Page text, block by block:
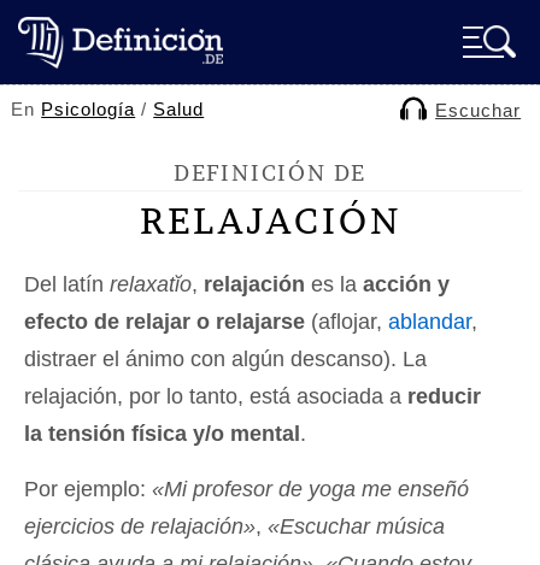
En Psicología / Salud Escuchar
DEFINICIÓN DE
RELAJACIÓN
Del latín relaxatĭo, relajación es la acción y
efecto de relajar o relajarse (aflojar, ablandar,
distraer el ánimo con algún descanso). La
relajación, por lo tanto, está asociada a reducir
la tensión física y/o mental .
Por ejemplo: «Mi profesor de yoga me enseñó
ejercicios de relajación», «Escuchar música